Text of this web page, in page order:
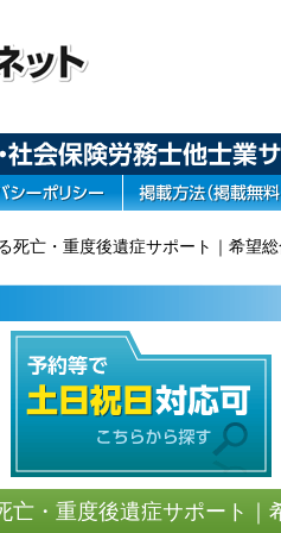
死亡・重度後遺症サポート｜希望総
亡・重度後遺症サポート｜